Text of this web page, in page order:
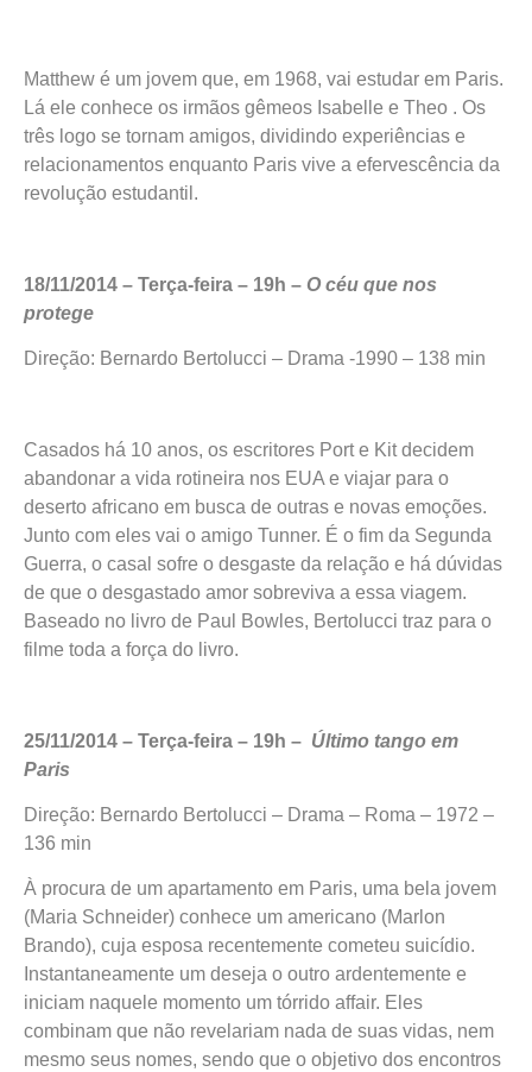
Matthew é um jovem que, em 1968, vai estudar em Paris.
Lá ele conhece os irmãos gêmeos Isabelle e Theo . Os
três logo se tornam amigos, dividindo experiências e
relacionamentos enquanto Paris vive a efervescência da
revolução estudantil.
18/11/2014 – Terça-feira – 19h – O céu que nos
protege
Direção: Bernardo Bertolucci – Drama -1990 – 138 min
Casados há 10 anos, os escritores Port e Kit decidem
abandonar a vida rotineira nos EUA e viajar para o
deserto africano em busca de outras e novas emoções.
Junto com eles vai o amigo Tunner. É o fim da Segunda
Guerra, o casal sofre o desgaste da relação e há dúvidas
de que o desgastado amor sobreviva a essa viagem.
Baseado no livro de Paul Bowles, Bertolucci traz para o
filme toda a força do livro.
25/11/2014 – Terça-feira – 19h – Último tango em
Paris
Direção: Bernardo Bertolucci – Drama – Roma – 1972 –
136 min
À procura de um apartamento em Paris, uma bela jovem
(Maria Schneider) conhece um americano (Marlon
Brando), cuja esposa recentemente cometeu suicídio.
Instantaneamente um deseja o outro ardentemente e
iniciam naquele momento um tórrido affair. Eles
combinam que não revelariam nada de suas vidas, nem
mesmo seus nomes, sendo que o objetivo dos encontros